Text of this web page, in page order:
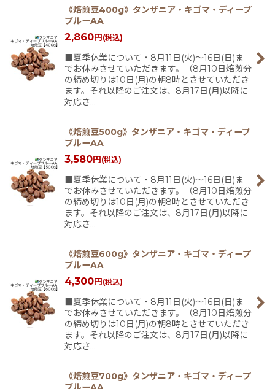
《焙煎豆400g》タンザニア・キゴマ・ディープ
ブルーAA
2,860円(税込)
■夏季休業について・8月11日(火)〜16日(日)ま
でお休みさせていただきます。（8月10日焙煎分
の締め切りは10日(月)の朝8時とさせていただき
ます。それ以降のご注文は、8月17日(月)以降に
対応さ…
《焙煎豆500g》タンザニア・キゴマ・ディープ
ブルーAA
3,580円(税込)
■夏季休業について・8月11日(火)〜16日(日)ま
でお休みさせていただきます。（8月10日焙煎分
の締め切りは10日(月)の朝8時とさせていただき
ます。それ以降のご注文は、8月17日(月)以降に
対応さ…
《焙煎豆600g》タンザニア・キゴマ・ディープ
ブルーAA
4,300円(税込)
■夏季休業について・8月11日(火)〜16日(日)ま
でお休みさせていただきます。（8月10日焙煎分
の締め切りは10日(月)の朝8時とさせていただき
ます。それ以降のご注文は、8月17日(月)以降に
対応さ…
《焙煎豆700g》タンザニア・キゴマ・ディープ